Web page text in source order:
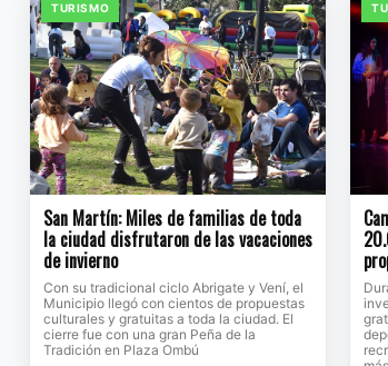
TURISMO
San Martín: Miles de familias de toda
la ciudad disfrutaron de las vacaciones
de invierno
Con su tradicional ciclo Abrigate y Vení, el
Municipio llegó con cientos de propuestas
culturales y gratuitas a toda la ciudad. El
cierre fue con una gran Peña de la
Tradición en Plaza Ombú